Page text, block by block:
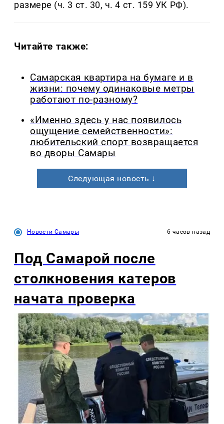
размере (ч. 3 ст. 30, ч. 4 ст. 159 УК РФ).
Читайте также:
Самарская квартира на бумаге и в
жизни: почему одинаковые метры
работают по-разному?
«Именно здесь у нас появилось
ощущение семейственности»:
любительский спорт возвращается
во дворы Самары
Следующая новость ↓
Новости Самары 6 часов назад
Под Самарой после
столкновения катеров
начата проверка